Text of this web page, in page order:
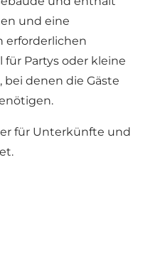
und eine
erforderlichen
für Partys oder kleine
denen die Gäste
für Unterkünfte und